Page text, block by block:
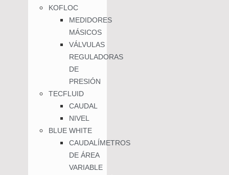
KOFLOC
MEDIDORES
MÁSICOS
VÁLVULAS
REGULADORAS
DE
PRESIÓN
TECFLUID
CAUDAL
NIVEL
BLUE WHITE
CAUDALÍMETROS
DE ÁREA
VARIABLE